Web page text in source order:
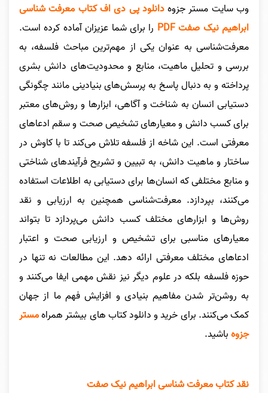
وب سایت مستر جزوه دانلود پی دی اف کتاب معرفت شناسی
ابراهیم نیک صفت PDF
را برای شما عزیزان آماده کرده است.
معرفت‌شناسی به عنوان یکی از مهم‌ترین مباحث فلسفه، به
بررسی و تحلیل ماهیت، منابع و محدودیت‌های دانش بشری
پرداخته و به دنبال پاسخ به پرسش‌های بنیادینی مانند چگونگی
دستیابی انسان به شناخت و آگاهی، ابزارها و روش‌های معتبر
برای کسب دانش و معیارهای تشخیص صحت و سقم ادعاهای
معرفتی است. این شاخه از فلسفه تلاش می‌کند تا با کاوش در
ساختار و ماهیت دانش، به تبیین و تشریح فرآیندهای شناختی
و منابع مختلفی که انسان‌ها برای دستیابی به اطلاعات استفاده
می‌کنند، بپردازد. معرفت‌شناسی همچنین به ارزیابی و نقد
روش‌ها و ابزارهای مختلف کسب دانش می‌پردازد تا بتواند
معیارهای مناسبی برای تشخیص و ارزیابی صحت و اعتبار
ادعاهای مختلف معرفتی ارائه دهد. این مطالعات نه تنها در
حوزه فلسفه بلکه در علوم دیگر نیز نقش مهمی ایفا می‌کنند و
به روشن‌تر شدن مفاهیم بنیادی و افزایش فهم ما از جهان
کمک می‌کنند. برای خرید و دانلود کتاب های بیشتر همراهمستر
جزوهباشید.
نقد کتاب معرفت شناسی ابراهیم نیک صفت